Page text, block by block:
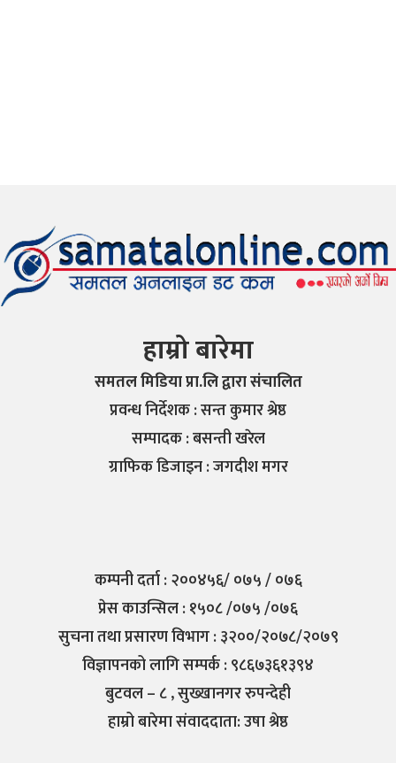
हाम्रो बारेमा
समतल मिडिया प्रा.लि द्वारा संचालित
प्रवन्ध निर्देशक : सन्त कुमार श्रेष्ठ
सम्पादक : बसन्ती खरेल
ग्राफिक डिजाइन : जगदीश मगर
कम्पनी दर्ता : २००४५६/ ०७५ / ०७६
प्रेस काउन्सिल : १५०८ /०७५ /०७६
सुचना तथा प्रसारण विभाग : ३२००/२०७८/२०७९
विज्ञापनको लागि सम्पर्क : ९८६७३६१३९४
बुटवल – ८ , सुख्खानगर रुपन्देही
हाम्रो बारेमा संवाददाता: उषा श्रेष्ठ